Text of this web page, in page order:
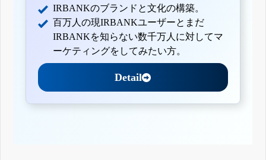
IRBANKのブランドと文化の構築。
百万人の現IRBANKユーザーとまだ
IRBANKを知らない数千万人に対してマ
ーケティングをしてみたい方。
Detail